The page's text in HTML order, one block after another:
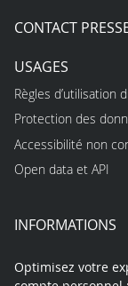
CONTACT
USAGES
Règles d’utilisation
Protection des
Accessibilité non
Open data et API
INFORMATIONS
Optimisez votre